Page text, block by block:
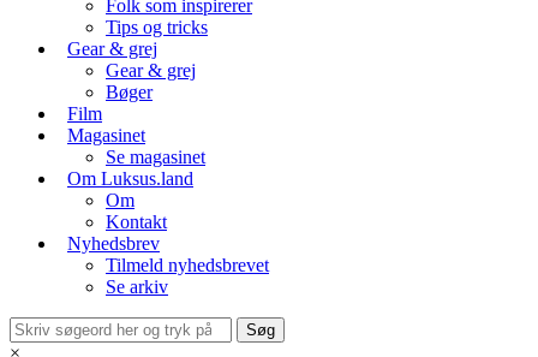
Folk som inspirerer
Tips og tricks
Gear & grej
Gear & grej
Bøger
Film
Magasinet
Se magasinet
Om Luksus.land
Om
Kontakt
Nyhedsbrev
Tilmeld nyhedsbrevet
Se arkiv
×